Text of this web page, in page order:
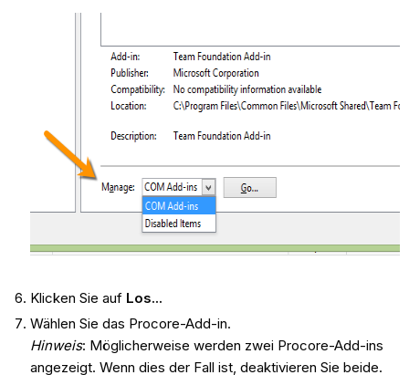
Klicken Sie auf Los...
Wählen Sie das Procore-Add-in.
Hinweis: Möglicherweise werden zwei Procore-Add-ins
angezeigt. Wenn dies der Fall ist, deaktivieren Sie beide.